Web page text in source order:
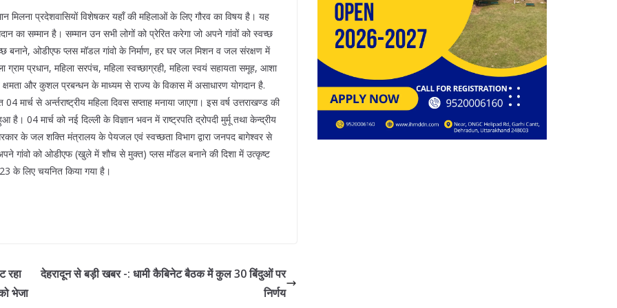
मिलना प्रदेशवासियों विशेषकर यहाँ की महिलाओं के लिए गौरव का विषय है। यह
का सम्मान है। सम्मान उन सभी लोगों को प्रेरित करेगा जो अपने गांवों को स्वच्छ
बनाने, ओडीएफ प्लस मॉडल गांवो के निर्माण, हर घर जल मिशन व जल संरक्षण में
ग्राम प्रधान, महिला सरपंच, महिला स्वच्छाग्रही, महिला स्वयं सहायता समूह, आशा
और कुशल प्रबन्धन के माध्यम से राज्य के विकास में असाधारण योगदान है.
से अर्न्तराष्ट्रीय महिला दिवस सप्ताह मनाया जाएगा। इस वर्ष उत्तराखण्ड की
मार्च को नई दिल्ली के विज्ञान भवन में राष्ट्रपति द्रोपदी मुर्मू तथा केन्द्रीय
के जल शक्ति मंत्रालय के पेयजल एवं स्वच्छता विभाग द्वारा जनपद बागेश्वर से
गांवो को ओडीएफ (खुले में शौच से मुक्त) प्लस मॉडल बनाने की दिशा में उत्कृष्ट
के लिए चयनित किया गया है।
रहा
भेजा
देहरादून से बड़ी खबर -: धामी कैबिनेट बैठक में कुल 30 बिंदुओं पर
निर्णय